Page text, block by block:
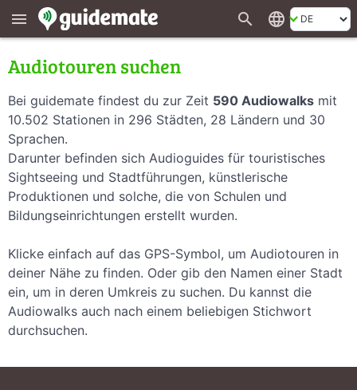
menu search language
Audiotouren suchen
Bei guidemate findest du zur Zeit 590 Audiowalks mit
10.502 Stationen in 296 Städten, 28 Ländern und 30
Sprachen.
Darunter befinden sich Audioguides für touristisches
Sightseeing und Stadtführungen, künstlerische
Produktionen und solche, die von Schulen und
Bildungseinrichtungen erstellt wurden.
Klicke einfach auf das GPS-Symbol, um Audiotouren in
deiner Nähe zu finden. Oder gib den Namen einer Stadt
ein, um in deren Umkreis zu suchen. Du kannst die
Audiowalks auch nach einem beliebigen Stichwort
durchsuchen.